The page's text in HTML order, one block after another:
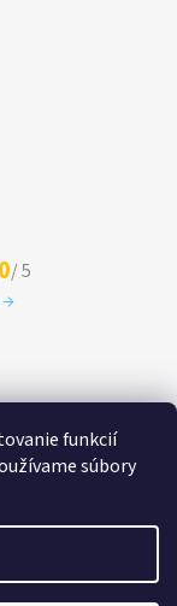
funkcií
súbory
/ 5